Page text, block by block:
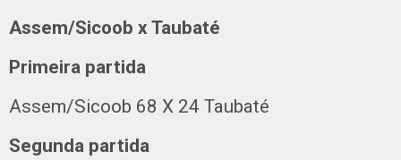
Assem/Sicoob x Taubaté
Primeira partida
Assem/Sicoob 68 X 24 Taubaté
Segunda partida